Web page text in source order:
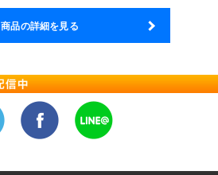
商品の詳細を見る